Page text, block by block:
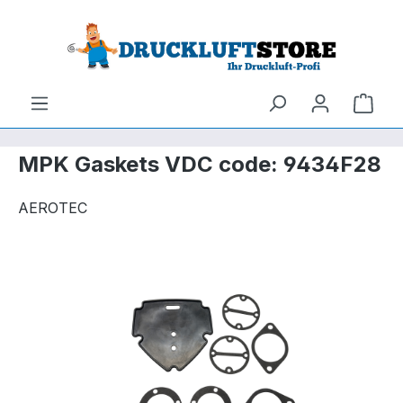
Hauptinhalt springen
Zur Suche springen
MPK Gaskets VDC code: 9434F28
AEROTEC